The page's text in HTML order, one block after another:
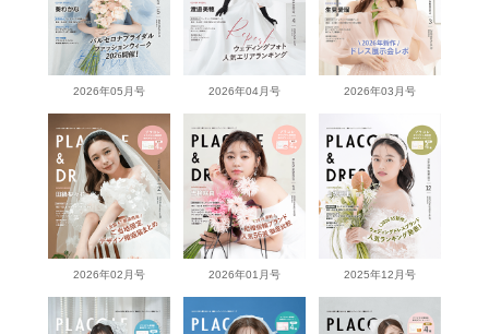
2026年05月号 2026年04月号 2026年03月号
2026年02月号 2026年01月号 2025年12月号